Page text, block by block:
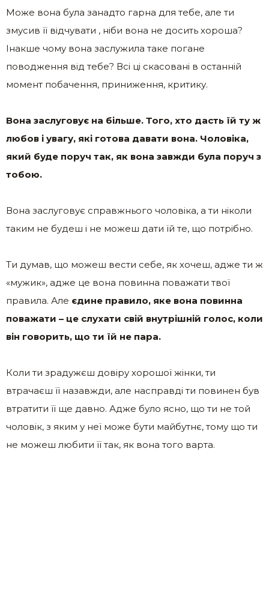
Може вона була занадто гарна для тебе, але ти
змусив її відчувати , ніби вона не досить хороша?
Інакше чому вона заслужила таке погане
поводження від тебе? Всі ці скасовані в останній
момент побачення, приниження, критику.
Вона заслуговує на більше. Того, хто дасть їй ту ж
любов і увагу, які готова давати вона. Чоловіка,
який буде поруч так, як вона завжди була поруч з
тобою.
Вона заслуговує справжнього чоловіка, а ти ніколи
таким не будеш і не можеш дати їй те, що потрібно.
Ти думав, що можеш вести себе, як хочеш, адже ти ж
«мужик», адже це вона повинна поважати твої
правила. Але єдине правило, яке вона повинна
поважати – це слухати свій внутрішній голос, коли
він говорить, що ти їй не пара.
Коли ти зрадужєш довіру хорошої жінки, ти
втрачаєш її назавжди, але насправді ти повинен був
втратити її ще давно. Адже було ясно, що ти не той
чоловік, з яким у неї може бути майбутнє, тому що ти
не можеш любити її так, як вона того варта.